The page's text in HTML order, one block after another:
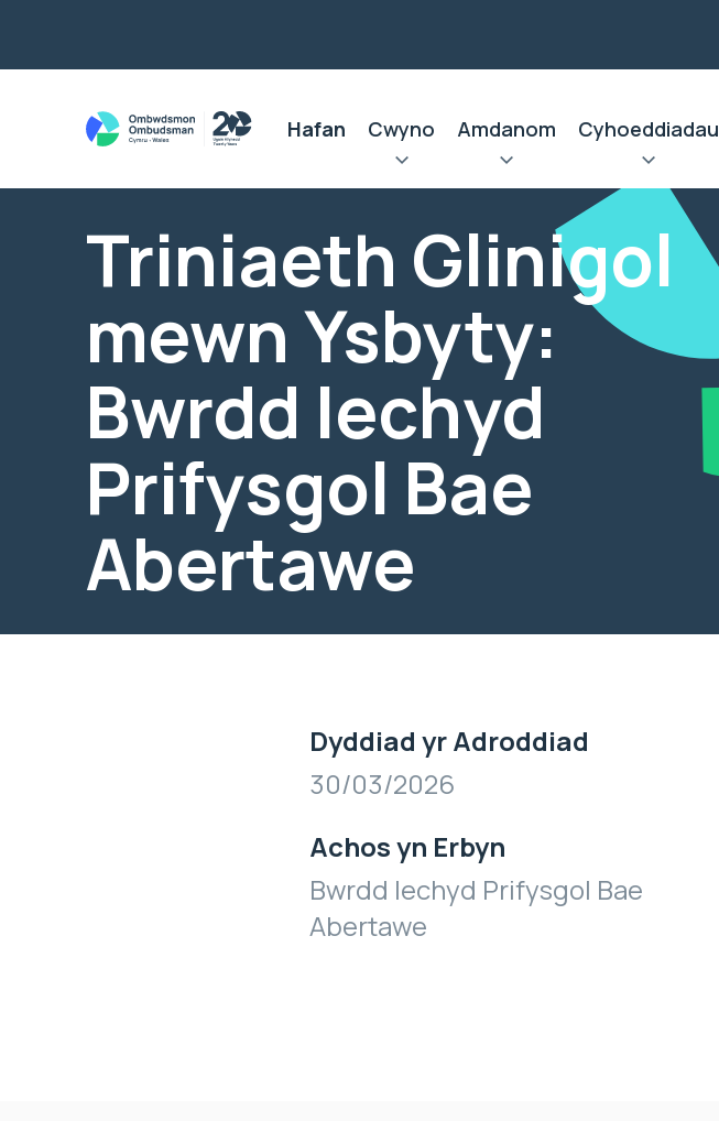
Hafan Cwyno Amdanom Cyhoeddiadau
Triniaeth Glinigol
mewn Ysbyty:
Bwrdd Iechyd
Prifysgol Bae
Abertawe
Dyddiad yr Adroddiad
30/03/2026
Achos yn Erbyn
Bwrdd Iechyd Prifysgol Bae
Abertawe